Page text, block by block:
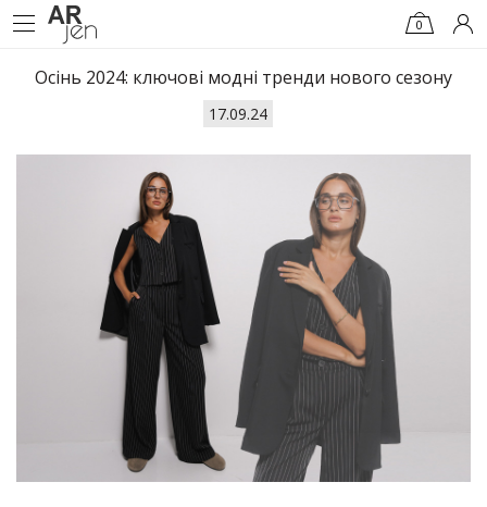
0
Осінь 2024: ключові модні тренди нового сезону
17.09.24